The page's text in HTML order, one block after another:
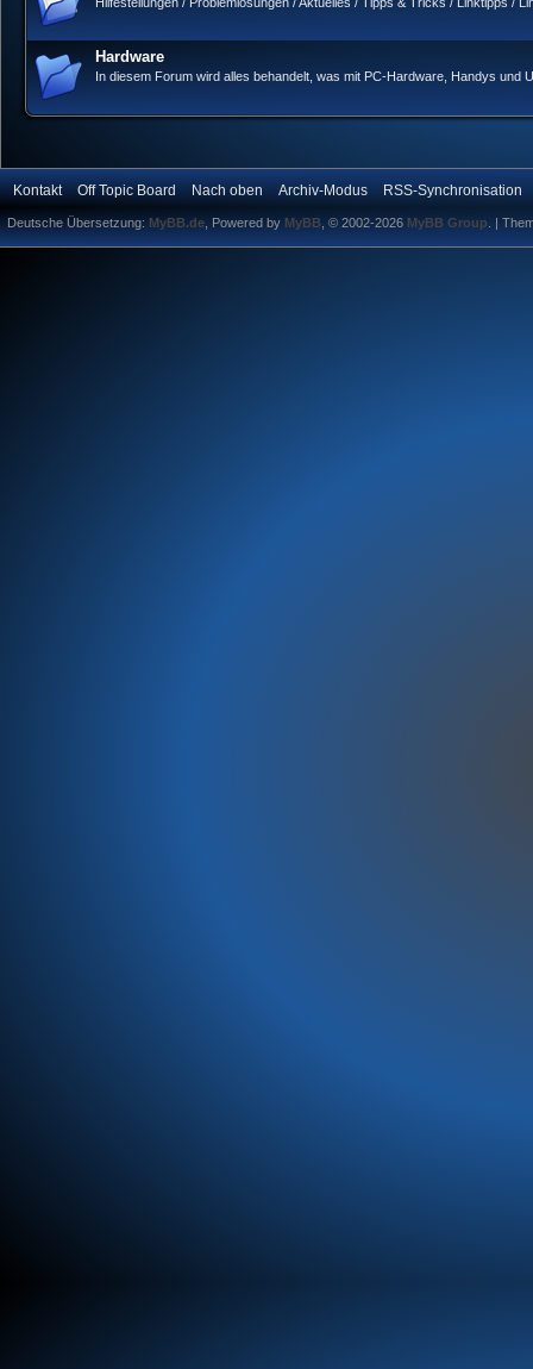
Hardware
In diesem Forum wird alles behandelt, was mit PC-Hardware, Handys und
Kontakt Off Topic Board Nach oben Archiv-Modus RSS-Synchronisation
Deutsche Übersetzung: MyBB.de , Powered by MyBB , © 2002-2026 MyBB Group |